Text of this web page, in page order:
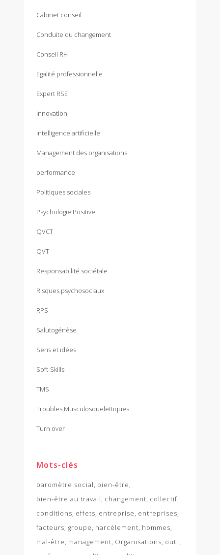
Cabinet conseil
Conduite du changement
Conseil RH
Egalité professionnelle
Expert RSE
Innovation
intelligence artificielle
Management des organisations
performance
Politiques sociales
Psychologie Positive
QVCT
QVT
Responsabilité sociétale
Risques psychosociaux
RPS
Salutogénèse
Sens et idées
Soft-Skills
TMS
Troubles Musculosquelettiques
Turn over
Mots-clés
baromètre social bien-être
bien-être au travail changement collectif
conditions effets entreprise entreprises
facteurs groupe harcèlement hommes
mal-être management Organisations outil